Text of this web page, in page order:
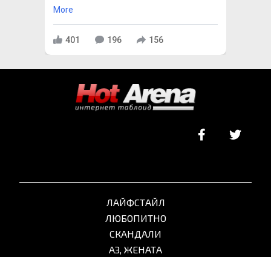
More
401 196 156
ЛАЙФСТАЙЛ
ЛЮБОПИТНО
СКАНДАЛИ
АЗ, ЖЕНАТА